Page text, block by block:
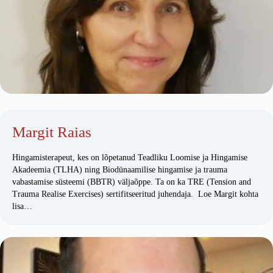
Margit Raias
Hingamisterapeut, kes on lõpetanud Teadliku Loomise ja Hingamise
Akadeemia (TLHA) ning Biodünaamilise hingamise ja trauma
vabastamise süsteemi (BBTR) väljaõppe. Ta on ka TRE (Tension and
Trauma Realise Exercises) sertifitseeritud juhendaja. Loe Margit kohta
lisa…